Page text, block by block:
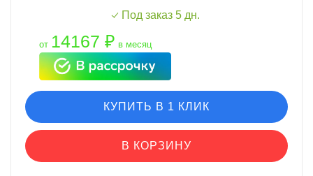
Под заказ 5 дн.
от 14167 ₽ в месяц
КУПИТЬ В 1 КЛИК
В КОРЗИНУ